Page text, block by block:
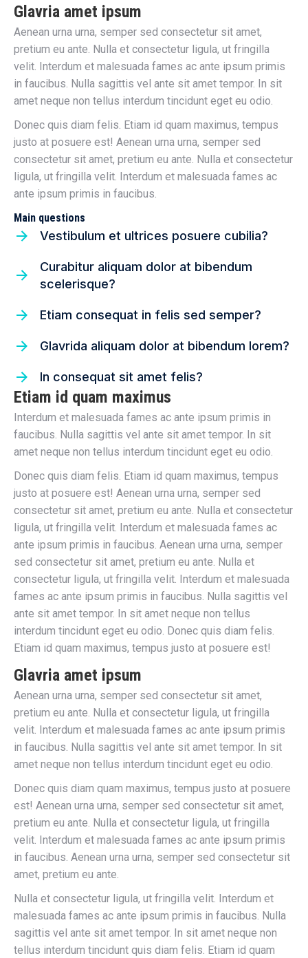
Glavria amet ipsum
Aenean urna urna, semper sed consectetur sit amet,
pretium eu ante. Nulla et consectetur ligula, ut fringilla
velit. Interdum et malesuada fames ac ante ipsum primis
in faucibus. Nulla sagittis vel ante sit amet tempor. In sit
amet neque non tellus interdum tincidunt eget eu odio.
Donec quis diam felis. Etiam id quam maximus, tempus
justo at posuere est! Aenean urna urna, semper sed
consectetur sit amet, pretium eu ante. Nulla et consectetur
ligula, ut fringilla velit. Interdum et malesuada fames ac
ante ipsum primis in faucibus.
Main questions
Vestibulum et ultrices posuere cubilia?
Curabitur aliquam dolor at bibendum
scelerisque?
Etiam consequat in felis sed semper?
Glavrida aliquam dolor at bibendum lorem?
In consequat sit amet felis?
Etiam id quam maximus
Interdum et malesuada fames ac ante ipsum primis in
faucibus. Nulla sagittis vel ante sit amet tempor. In sit
amet neque non tellus interdum tincidunt eget eu odio.
Donec quis diam felis. Etiam id quam maximus, tempus
justo at posuere est! Aenean urna urna, semper sed
consectetur sit amet, pretium eu ante. Nulla et consectetur
ligula, ut fringilla velit. Interdum et malesuada fames ac
ante ipsum primis in faucibus. Aenean urna urna, semper
sed consectetur sit amet, pretium eu ante. Nulla et
consectetur ligula, ut fringilla velit. Interdum et malesuada
fames ac ante ipsum primis in faucibus. Nulla sagittis vel
ante sit amet tempor. In sit amet neque non tellus
interdum tincidunt eget eu odio. Donec quis diam felis.
Etiam id quam maximus, tempus justo at posuere est!
Glavria amet ipsum
Aenean urna urna, semper sed consectetur sit amet,
pretium eu ante. Nulla et consectetur ligula, ut fringilla
velit. Interdum et malesuada fames ac ante ipsum primis
in faucibus. Nulla sagittis vel ante sit amet tempor. In sit
amet neque non tellus interdum tincidunt eget eu odio.
Donec quis diam quam maximus, tempus justo at posuere
est! Aenean urna urna, semper sed consectetur sit amet,
pretium eu ante. Nulla et consectetur ligula, ut fringilla
velit. Interdum et malesuada fames ac ante ipsum primis
in faucibus. Aenean urna urna, semper sed consectetur sit
amet, pretium eu ante.
Nulla et consectetur ligula, ut fringilla velit. Interdum et
malesuada fames ac ante ipsum primis in faucibus. Nulla
sagittis vel ante sit amet tempor. In sit amet neque non
tellus interdum tincidunt quis diam felis. Etiam id quam